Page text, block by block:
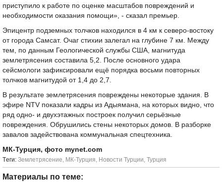
приступило к работе по оценке масштабов повреждений и
необходимости оказания помощи», - сказал премьер.
Эпицентр подземных толчков находился в 4 км к северо-востоку
от города Самсат. Очаг стихии залегал на глубине 7 км. Между
тем, по данным Геологической службы США, магнитуда
землетрясения составила 5,2. После основного удара
сейсмологи зафиксировали ещё порядка восьми повторных
толчков магнитудой от 1,4 до 2,7.
В результате землетрясения повреждены некоторые здания. В
эфире NTV показали кадры из Адыямана, на которых видно, что
ряд одно- и двухэтажных построек получил серьёзные
повреждения. Обрушились стены некоторых домов. В разборке
завалов задействована коммунальная спецтехника.
МК-Турция, фото mynet.com
Tеги: Землетрясение, МК-Турция, Новости Турции, Турция
Материалы по теме: